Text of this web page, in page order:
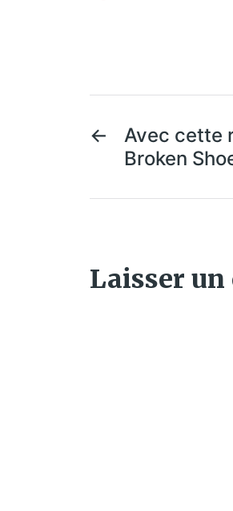
←
Avec cette
Broken
Laisser